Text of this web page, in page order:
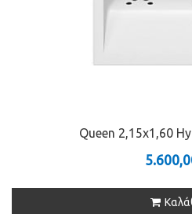
Queen 2,15x1,60